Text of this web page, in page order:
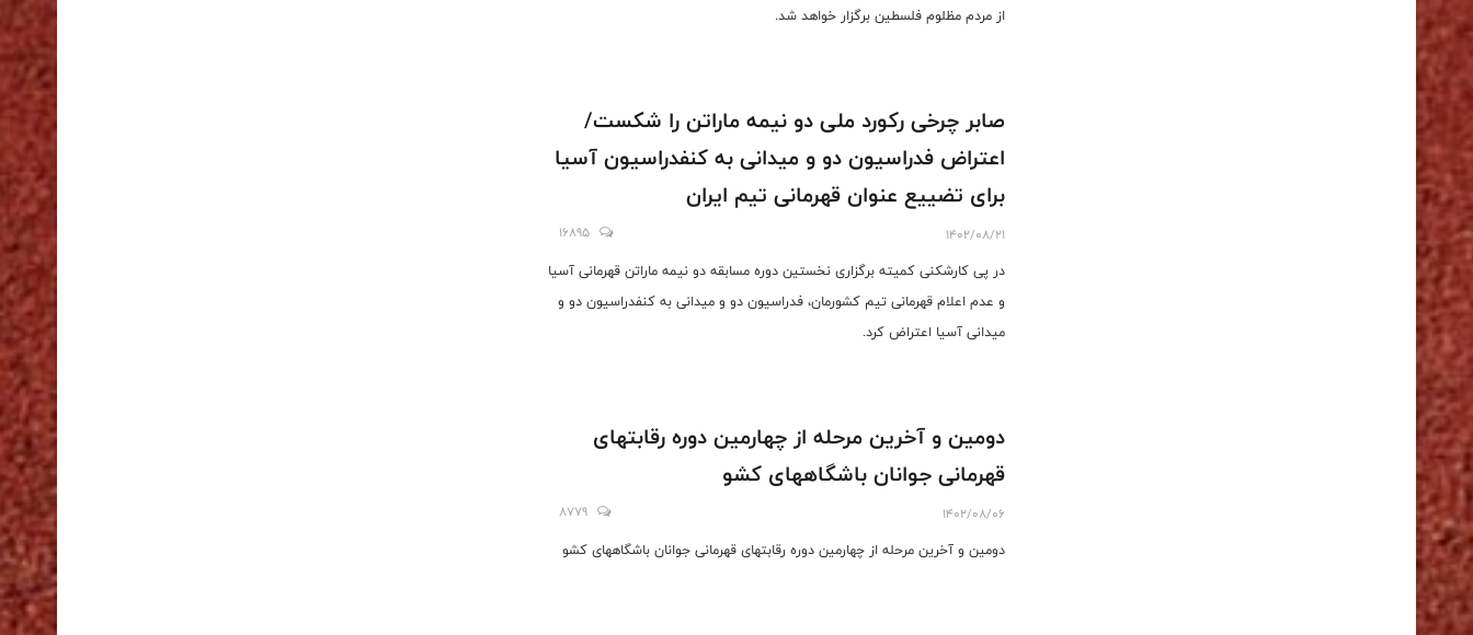
از مردم مظلوم فلسطین برگزار خواهد شد.
صابر چرخی رکورد ملی دو نیمه ماراتن را شکست/
اعتراض فدراسیون دو و میدانی به کنفدراسیون آسیا
برای تضییع عنوان قهرمانی تیم ایران
1402/08/21
16895
در پی کارشکنی کمیته برگزاری نخستین دوره مسابقه دو نیمه ماراتن قهرمانی آسیا
و عدم اعلام قهرمانی تیم کشورمان، فدراسیون دو و میدانی به کنفدراسیون دو و
میدانی آسیا اعتراض کرد.
دومین و آخرین مرحله از چهارمین دوره رقابتهای
قهرمانی جوانان باشگاههای کشو
1402/08/06
8779
دومین و آخرین مرحله از چهارمین دوره رقابتهای قهرمانی جوانان باشگاههای کشو